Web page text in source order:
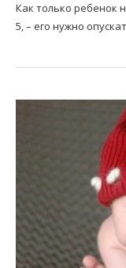
Как только ребенок
5, – его нужно